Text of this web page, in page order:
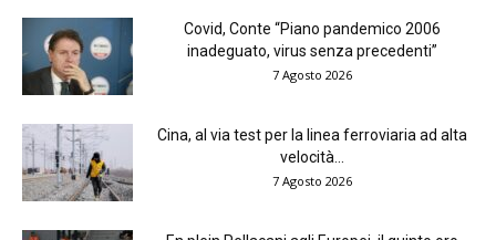
Covid, Conte “Piano pandemico 2006
inadeguato, virus senza precedenti”
7 Agosto 2026
Cina, al via test per la linea ferroviaria ad alta
velocità...
7 Agosto 2026